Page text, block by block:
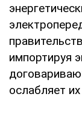
импортируя
ослабляет